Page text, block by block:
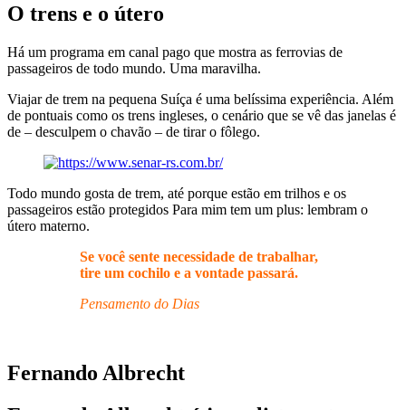
O trens e o útero
Há um programa em canal pago que mostra as ferrovias de
passageiros de todo mundo. Uma maravilha.
Viajar de trem na pequena Suíça é uma belíssima experiência. Além
de pontuais como os trens ingleses, o cenário que se vê das janelas é
de – desculpem o chavão – de tirar o fôlego.
Todo mundo gosta de trem, até porque estão em trilhos e os
passageiros estão protegidos Para mim tem um plus: lembram o
útero materno.
Se você sente necessidade de trabalhar,
tire um cochilo e a vontade passará.
Pensamento do Dias
Fernando Albrecht